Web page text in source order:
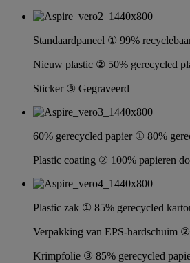
Standaardpaneel ① 99%
Nieuw plastic ② 50% gerecycled
Sticker ③ Gegraveerd
60% gerecycled papier ① 80%
Plastic coating ② 100% papieren
Plastic zak ① 85% gerecycled
Verpakking van EPS-hardschuim
Krimpfolie ③ 85% gerecycled